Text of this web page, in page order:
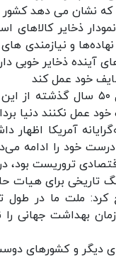
که نشان می دهد
ذخایر
و نیازمندی
آینده ذخایر خوبی
خود عمل کند
روحانی ادامه داد: ما
عمل نکنند دنیا
آمریکا
خود را ادامه
تروریست
تاریخی برای هیات
کرد: ملت ما در طول
مصوبه ۲۰۰۵ سازمان
دیگر و کشورهای